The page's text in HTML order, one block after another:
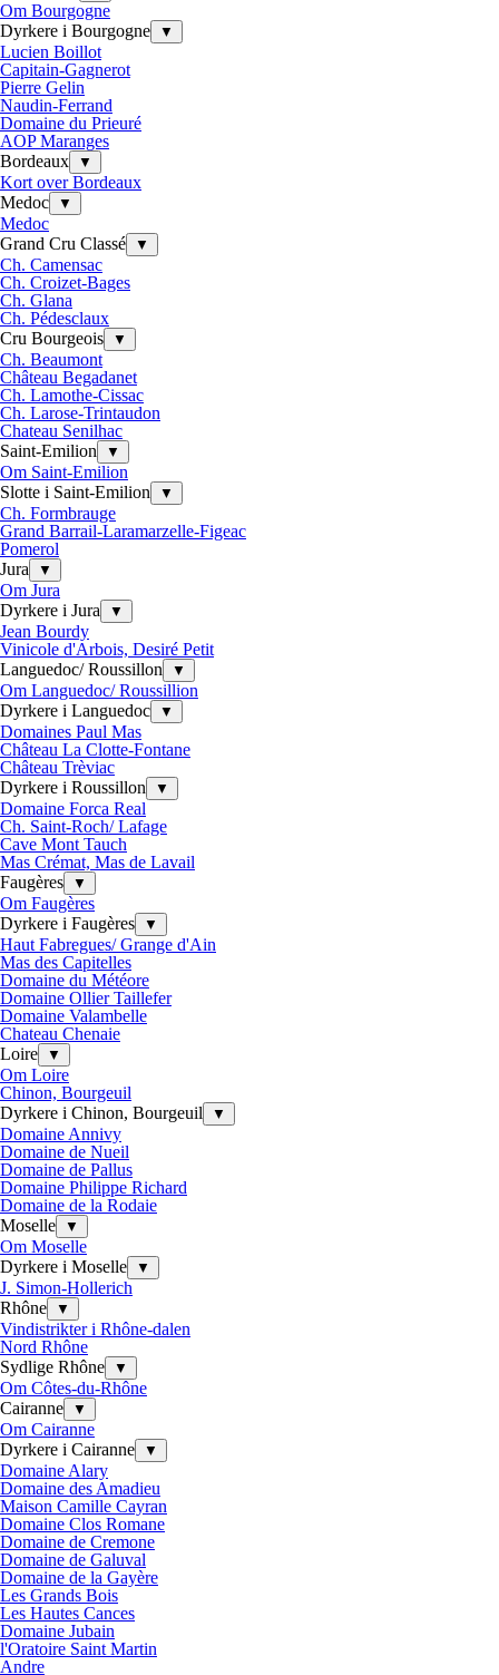
Om Bourgogne
Dyrkere i Bourgogne
▼
Lucien Boillot
Capitain-Gagnerot
Pierre Gelin
Naudin-Ferrand
Domaine du Prieuré
AOP Maranges
Bordeaux
▼
Kort over Bordeaux
Medoc
▼
Medoc
Grand Cru Classé
▼
Ch. Camensac
Ch. Croizet-Bages
Ch. Glana
Ch. Pédesclaux
Cru Bourgeois
▼
Ch. Beaumont
Château Begadanet
Ch. Lamothe-Cissac
Ch. Larose-Trintaudon
Chateau Senilhac
Saint-Emilion
▼
Om Saint-Emilion
Slotte i Saint-Emilion
▼
Ch. Formbrauge
Grand Barrail-Laramarzelle-Figeac
Pomerol
Jura
▼
Om Jura
Dyrkere i Jura
▼
Jean Bourdy
Vinicole d'Arbois, Desiré Petit
Languedoc/ Roussillon
▼
Om Languedoc/ Roussillion
Dyrkere i Languedoc
▼
Domaines Paul Mas
Château La Clotte-Fontane
Château Trèviac
Dyrkere i Roussillon
▼
Domaine Forca Real
Ch. Saint-Roch/ Lafage
Cave Mont Tauch
Mas Crémat, Mas de Lavail
Faugères
▼
Om Faugères
Dyrkere i Faugères
▼
Haut Fabregues/ Grange d'Ain
Mas des Capitelles
Domaine du Météore
Domaine Ollier Taillefer
Domaine Valambelle
Chateau Chenaie
Loire
▼
Om Loire
Chinon, Bourgeuil
Dyrkere i Chinon, Bourgeuil
▼
Domaine Annivy
Domaine de Nueil
Domaine de Pallus
Domaine Philippe Richard
Domaine de la Rodaie
Moselle
▼
Om Moselle
Dyrkere i Moselle
▼
J. Simon-Hollerich
Rhône
▼
Vindistrikter i Rhône-dalen
Nord Rhône
Sydlige Rhône
▼
Om Côtes-du-Rhône
Cairanne
▼
Om Cairanne
Dyrkere i Cairanne
▼
Domaine Alary
Domaine des Amadieu
Maison Camille Cayran
Domaine Clos Romane
Domaine de Cremone
Domaine de Galuval
Domaine de la Gayère
Les Grands Bois
Les Hautes Cances
Domaine Jubain
l'Oratoire Saint Martin
Andre